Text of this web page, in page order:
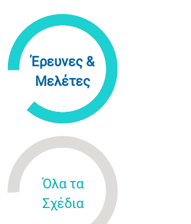
Έρευνες &
Μελέτες
Όλα τα
Σχέδια